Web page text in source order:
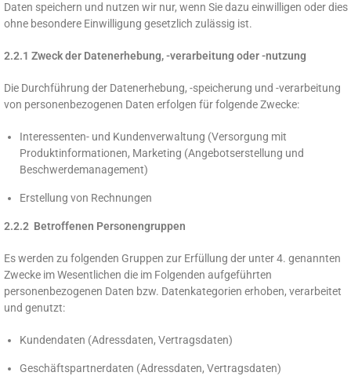
Daten speichern und nutzen wir nur, wenn Sie dazu einwilligen oder dies
ohne besondere Einwilligung gesetzlich zulässig ist.
2.2.1 Zweck der Datenerhebung, -verarbeitung oder -nutzung
Die Durchführung der Datenerhebung, -speicherung und -verarbeitung
von personenbezogenen Daten erfolgen für folgende Zwecke:
Interessenten- und Kundenverwaltung (Versorgung mit
Produktinformationen, Marketing (Angebotserstellung und
Beschwerdemanagement)
Erstellung von Rechnungen
2.2.2 Betroffenen Personengruppen
Es werden zu folgenden Gruppen zur Erfüllung der unter 4. genannten
Zwecke im Wesentlichen die im Folgenden aufgeführten
personenbezogenen Daten bzw. Datenkategorien erhoben, verarbeitet
und genutzt:
Kundendaten (Adressdaten, Vertragsdaten)
Geschäftspartnerdaten (Adressdaten, Vertragsdaten)